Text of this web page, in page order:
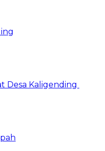
Desa Kaligending